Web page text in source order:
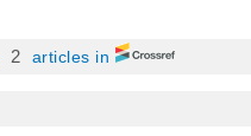
2 articles in